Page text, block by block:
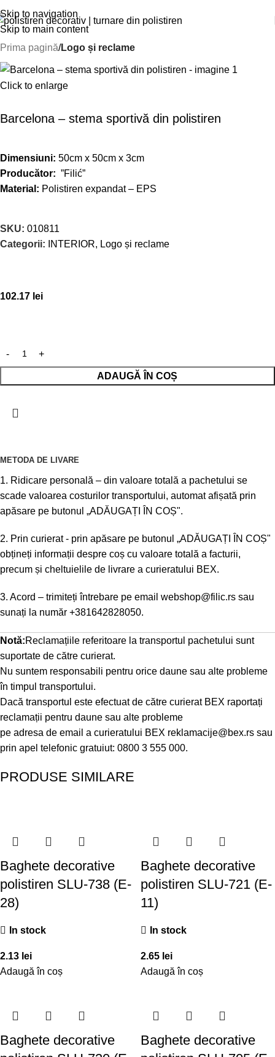
Skip to navigation
Skip to main content
Prima pagină Logo și reclame
Click to enlarge
Barcelona – stema sportivă din polistiren
Dimensiuni: 50cm x 50cm x 3cm
Producător: ”Filić”
Material: Polistiren expandat – EPS
SKU: 010811
Categorii:
INTERIOR, Logo și reclame
102.17 lei
ADAUGĂ ÎN COȘ
METODA DE LIVARE
1. Ridicare personală – din valoare totală a pachetului se
scade valoarea costurilor transportului, automat afișată prin
apăsare pe butonul „ADĂUGAȚI ÎN COȘ".
2. Prin curierat - prin apăsare pe butonul „ADĂUGAȚI ÎN COȘ"
obțineți informații despre coș cu valoare totală a facturii,
precum și cheltuielile de livrare a curieratului BEX.
3. Acord – trimiteți întrebare pe email webshop@filic.rs sau
sunați la număr +381642828050.
Notă:Reclamațiile referitoare la transportul pachetului sunt
suportate de către curierat.
Nu suntem responsabili pentru orice daune sau alte probleme
în timpul transportului.
Dacă transportul este efectuat de către curierat BEX raportați
reclamații pentru daune sau alte probleme
pe adresa de email a curieratului BEX reklamacije@bex.rs sau
prin apel telefonic gratuiut: 0800 3 555 000.
PRODUSE SIMILARE
Baghete decorative
polistiren SLU-738 (E-
28)
In stock
2.13 lei
Adaugă în coș
Baghete decorative
polistiren SLU-721 (E-
11)
In stock
2.65 lei
Adaugă în coș
Baghete decorative
Baghete decorative